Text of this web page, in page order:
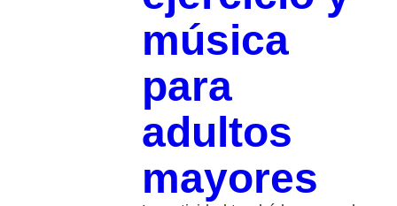
música
para
adultos
mayores